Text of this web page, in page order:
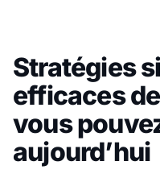
Stratégies
efficaces
vous
aujourd’hui